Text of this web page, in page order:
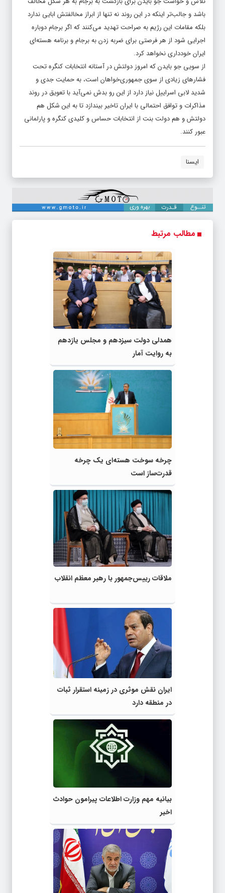
باشد و جالب‌تر اینکه در این روند نه تنها از ابراز مخالفتش ابایی ندارد
بلکه مقامات این رژیم به صراحت تهدید می‌کنند که اگر برجام دوباره
اجرایی شود از هر فرصتی برای ضربه زدن به برجام و برنامه هسته‌ای
ایران خودداری نخواهد کرد.
از سویی جو بایدن که امروز دولتش در آستانه انتخابات کنگره تحت
فشارهای زیادی از سوی جمهوری‌خواهان است، به حمایت جدی و
شدید لابی اسراییل نیاز دارد از این رو بدش نمی‌آید با تعویق در روند
مذاکرات و توافق احتمالی با ایران تاخیر بیندازد تا به این شکل هم
دولتش و هم دولت بنت از انتخابات حساس و کلیدی کنگره و پارلمانی
عبور کنند.
ایسنا
مطالب مرتبط
همدلی دولت سیزدهم و مجلس یازدهم
به روایت آمار
چرخه سوخت هسته‌ای یک چرخه
قدرت‌ساز است
ملاقات رییس‌جمهور با رهبر معظم انقلاب
ایران نقش موثری در زمینه استقرار ثبات
در منطقه دارد
بیانیه‌ مهم وزارت اطلاعات پیرامون حوادث
اخیر